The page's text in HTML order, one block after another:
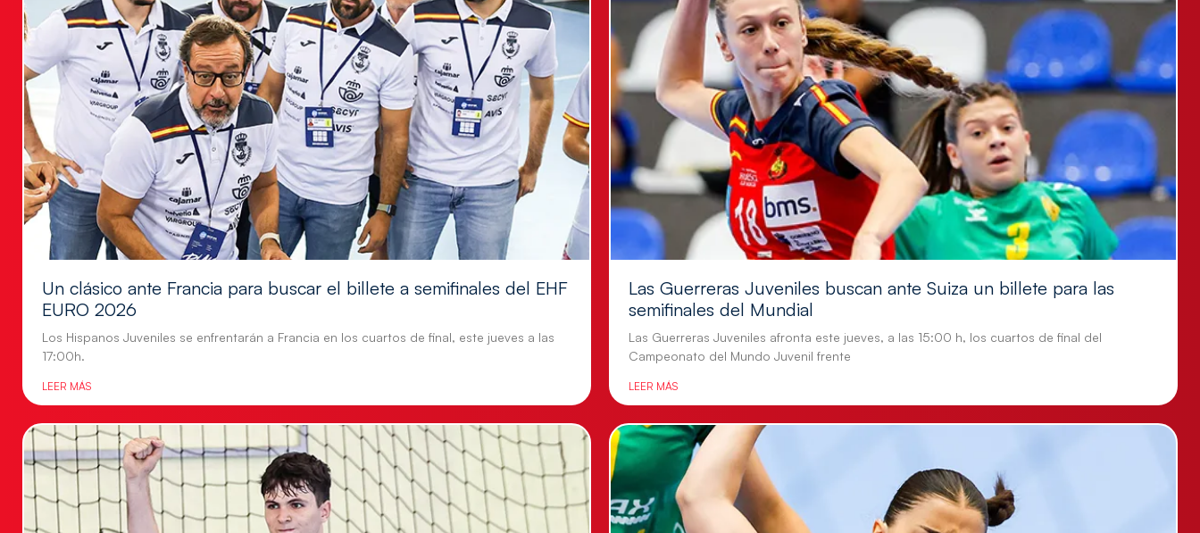
Un clásico ante Francia para buscar el billete a semifinales del EHF
EURO 2026
Los Hispanos Juveniles se enfrentarán a Francia en los cuartos de final, este jueves a las
17:00h.
LEER MÁS
Las Guerreras Juveniles buscan ante Suiza un billete para las
semifinales del Mundial
Las Guerreras Juveniles afronta este jueves, a las 15:00 h, los cuartos de final del
Campeonato del Mundo Juvenil frente
LEER MÁS